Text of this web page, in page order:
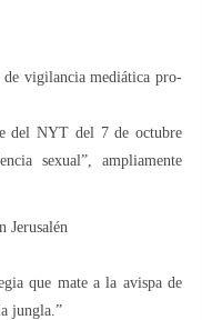
vigilancia mediática pro-
del NYT del 7 de octubre
sexual”, ampliamente
Jerusalén
que mate a la avispa de
jungla.”